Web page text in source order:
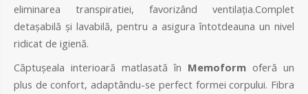
eliminarea transpiratiei, favorizând ventilația.Complet
detașabilă și lavabilă, pentru a asigura întotdeauna un nivel
ridicat de igienă.
Căptușeala interioară matlasată în Memoform oferă un
plus de confort, adaptându-se perfect formei corpului. Fibra